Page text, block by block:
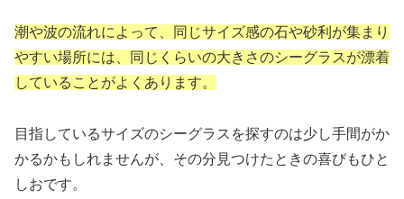
潮や波の流れによって、同じサイズ感の石や砂利が集まり
やすい場所には、同じくらいの大きさのシーグラスが漂着
していることがよくあります。
目指しているサイズのシーグラスを探すのは少し手間がか
かるかもしれませんが、その分見つけたときの喜びもひと
しおです。